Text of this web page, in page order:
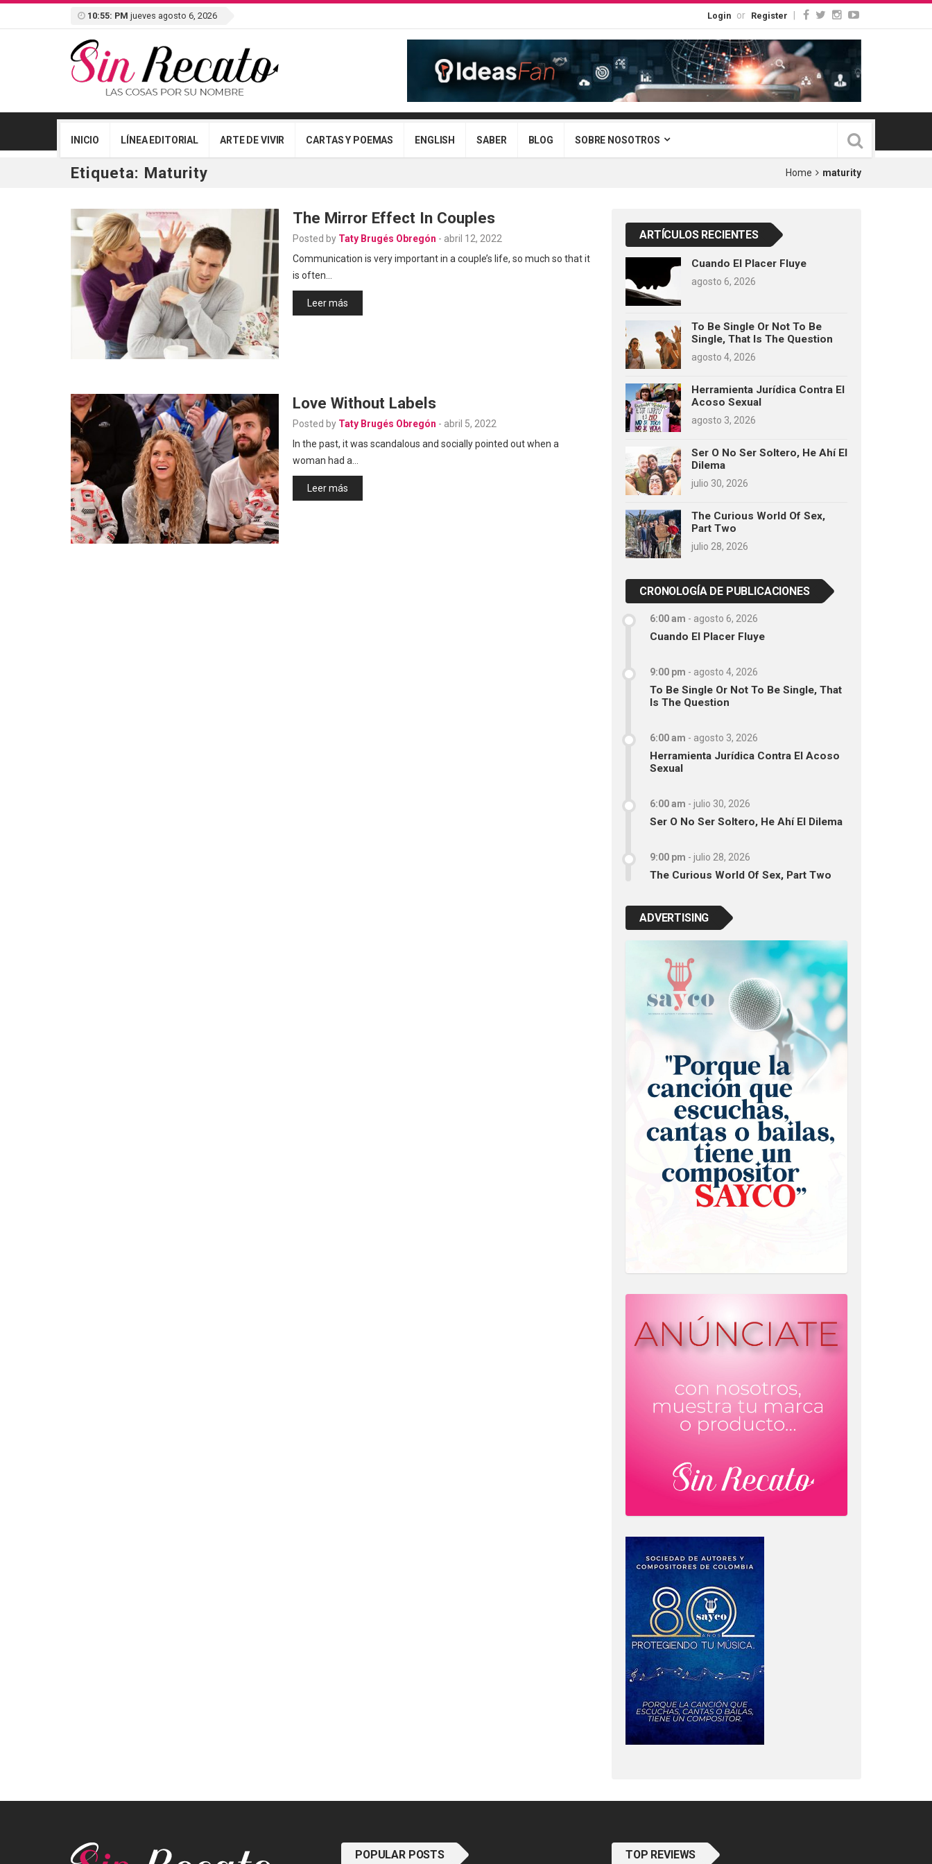
10:55: PM jueves agosto 6, 2026 Login or Register
INICIO LÍNEA EDITORIAL ARTE DE VIVIR CARTAS Y POEMAS ENGLISH SABER BLOG SOBRE NOSOTROS
Etiqueta: Maturity Home maturity
The Mirror Effect In Couples
Posted by Taty Brugés Obregón - abril 12, 2022
Communication is very important in a couple’s life, so much so that it
is often…
Leer más
Love Without Labels
Posted by Taty Brugés Obregón - abril 5, 2022
In the past, it was scandalous and socially pointed out when a
woman had a…
Leer más
ARTÍCULOS RECIENTES
Cuando El Placer Fluye
agosto 6, 2026
To Be Single Or Not To Be
Single, That Is The Question
agosto 4, 2026
Herramienta Jurídica Contra El
Acoso Sexual
agosto 3, 2026
Ser O No Ser Soltero, He Ahí El
Dilema
julio 30, 2026
The Curious World Of Sex,
Part Two
julio 28, 2026
CRONOLOGÍA DE PUBLICACIONES
6:00 am - agosto 6, 2026
Cuando El Placer Fluye
9:00 pm - agosto 4, 2026
To Be Single Or Not To Be Single, That
Is The Question
6:00 am - agosto 3, 2026
Herramienta Jurídica Contra El Acoso
Sexual
6:00 am - julio 30, 2026
Ser O No Ser Soltero, He Ahí El Dilema
9:00 pm - julio 28, 2026
The Curious World Of Sex, Part Two
ADVERTISING
POPULAR POSTS TOP REVIEWS